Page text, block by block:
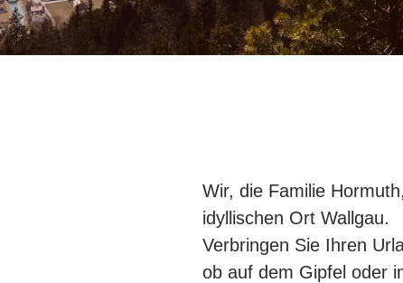
Wir, die Familie
idyllischen Ort Wallgau.
Verbringen Sie Ihren
ob auf dem Gipfel oder